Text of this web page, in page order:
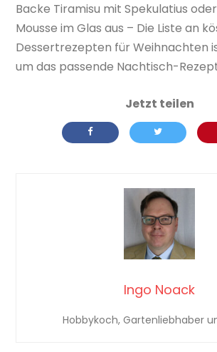
Backe Tiramisu mit Spekulatius
Mousse im Glas aus – Die Liste an
Dessertrezepten für Weihnachten
um das passende Nachtisch-
Ingo Noack
Hobbykoch, Gartenliebhaber